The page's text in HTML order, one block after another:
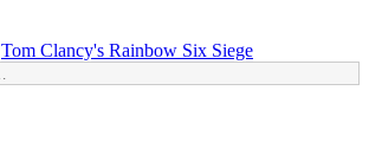
Tom Clancy's Rainbow Six Siege